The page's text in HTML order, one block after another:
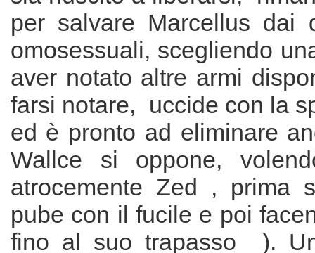
per salvare Marcellus dai
omosessuali, scegliendo
aver notato altre armi
farsi notare, uccide con la
ed è pronto ad eliminare
Wallce si oppone,
atrocemente Zed , prima
pube con il fucile e poi
fino al suo trapasso ).